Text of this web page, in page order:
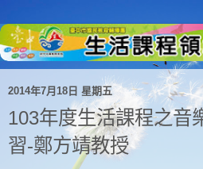
2014年7月18日 星期五
103年度生活課程之音
習-鄭方靖教授